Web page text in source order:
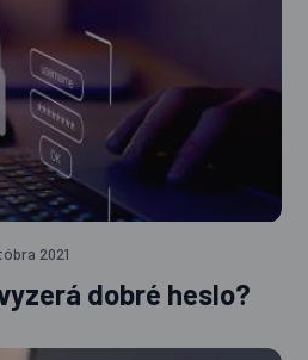
2021
dobré heslo?